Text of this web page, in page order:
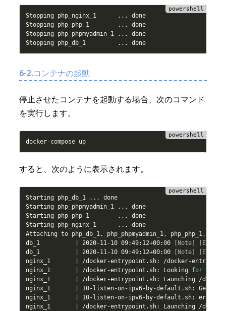
Stopping php_nginx_1 . . .
done
Stopping php_php_1
. . .
done
Stopping php_phpmyadmin_1
. . .
done
Stopping php_db_1
. . .
6-2.コンテナの起動
停止させたコンテナを起動する場合、次のコマンド
を実行します。
docker-
すると、次のように表示されます。
Starting php_db_1 . . .
done
Starting php_phpmyadmin_1
. . .
done
Starting php_php_1
. . .
done
Starting php_nginx_1
. . .
done
Attaching to php_db_1, php_phpmyadmin_1, php_php_1,
db_1
2020-11-10 09:49:12+00:00 [Note]
db_1
2020-11-10 09:49:12+00:00 [Note]
nginx_1
/docker-entrypoint . sh: /docker-
nginx_1
/docker-entrypoint . sh: Looking for
nginx_1
/docker-entrypoint . sh: Launching /docker
nginx_1
10- listen-on-ipv6- by-default . sh: Getting
nginx_1
10- listen-on-ipv6- by-default . sh: error:
nginx_1
/docker-entrypoint . sh: Launching /docker